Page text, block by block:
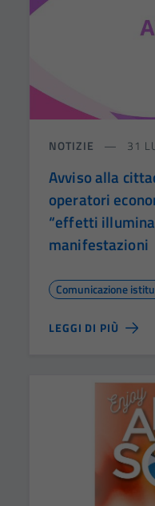
NOTIZIE 31
Avviso alla
operatori
“effetti
manifestazioni
Comunicazione
LEGGI DI PIÙ